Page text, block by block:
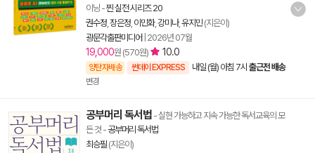
이닝 -찐 실전 시리즈 20
권수정 장은정 이민화, 강미나,유지민(지은이)
광문각출판미디어 2026년 07월
19,000원 (570원) 10.0
양탄자배송 썬데이 EXPRESS 내일 (월) 아침 7시 출근전 배송
변경
공부머리 독서법 - 실현 가능하고 지속 가능한 독서교육의 모
든 것 -공부머리 독서법
최승필 (지은이)